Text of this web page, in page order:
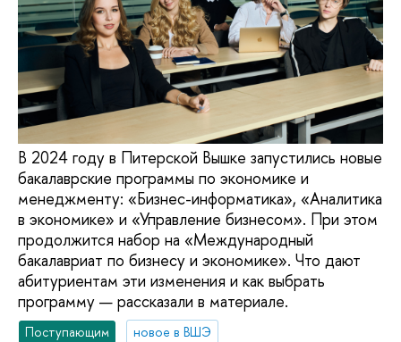
В 2024 году в Питерской Вышке запустились новые
бакалаврские программы по экономике и
менеджменту: «Бизнес-информатика», «Аналитика
в экономике» и «Управление бизнесом». При этом
продолжится набор на «Международный
бакалавриат по бизнесу и экономике». Что дают
абитуриентам эти изменения и как выбрать
программу — рассказали в материале.
Поступающим
новое в ВШЭ